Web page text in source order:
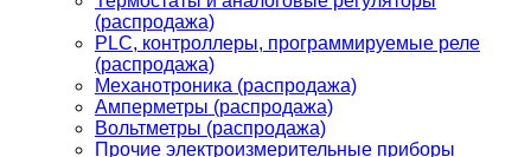
(распродажа)
PLС, контроллеры, программируемые реле
(распродажа)
Механотроника (распродажа)
Амперметры (распродажа)
Вольтметры (распродажа)
Прочие электроизмерительные приборы